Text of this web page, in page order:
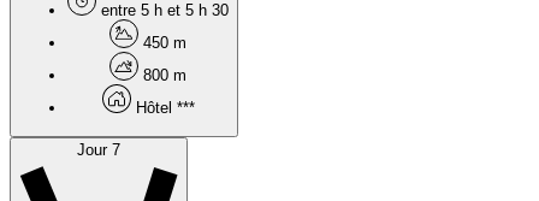
entre 5 h et 5 h 30
450 m
800 m
Hôtel ***
Jour 7